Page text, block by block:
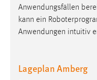
Anwendungsfällen
kann ein
Anwendungen intuitiv
Lageplan Amberg